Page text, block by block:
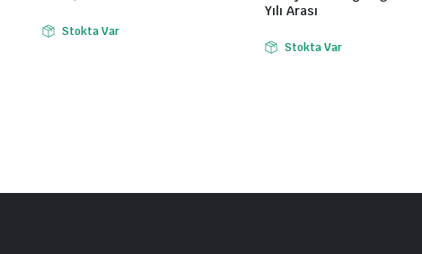
Stokta Var
Yılı Arası
Stokta Var